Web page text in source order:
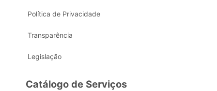
Política de Privacidade
Transparência
Legislação
Catálogo de Serviços